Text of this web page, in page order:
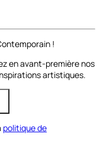
!
en avant-première nos
artistiques.
politique de